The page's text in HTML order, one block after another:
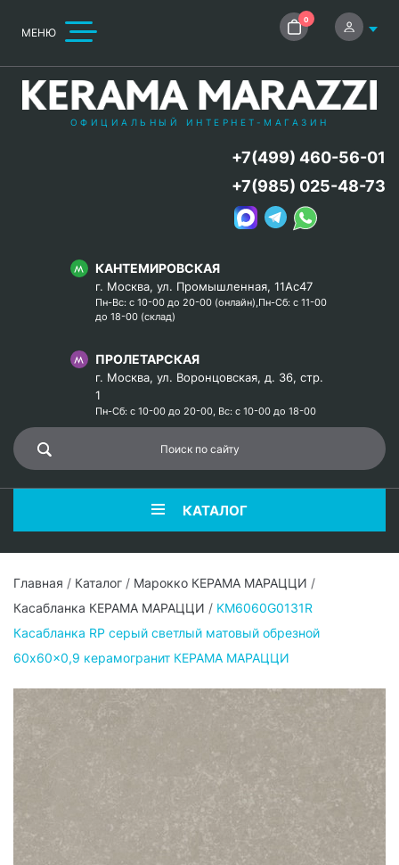
МЕНЮ
0
ОФИЦИАЛЬНЫЙ ИНТЕРНЕТ-МАГАЗИН
КАНТЕМИРОВСКАЯ
г. Москва, ул. Промышленная, 11Ас47
Пн-Вс: с 10-00 до 20-00 (онлайн),Пн-Сб: с 11-00
до 18-00 (склад)
ПРОЛЕТАРСКАЯ
г. Москва, ул. Воронцовская, д. 36, стр.
1
Пн-Сб: с 10-00 до 20-00, Вс: с 10-00 до 18-00
+7(499) 460-56-01
+7(985) 025-48-73
КАТАЛОГ
Главная / Каталог / Марокко КЕРАМА МАРАЦЦИ /
Касабланка КЕРАМА МАРАЦЦИ / KM6060G0131R
Касабланка RP серый светлый матовый обрезной
60x60x0,9 керамогранит КЕРАМА МАРАЦЦИ